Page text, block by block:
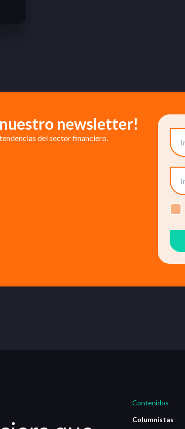
nuestro newsletter!
del sector financiero.
Contenidos
Columnistas